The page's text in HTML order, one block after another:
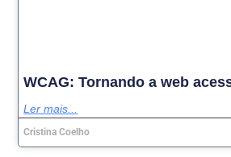
WCAG: Tornando a web
Ler mais...
Cristina Coelho